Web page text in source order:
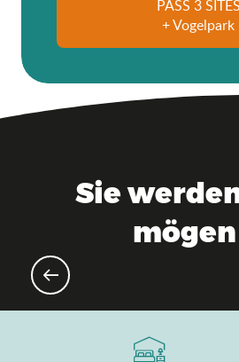
PASS 3 SITES
+ Vogelpark
Sie
mögen